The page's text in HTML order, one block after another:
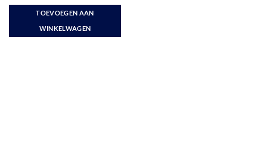
was:
€ 556,00.
is:
€ 499,00.
TOEVOEGEN AAN
WINKELWAGEN